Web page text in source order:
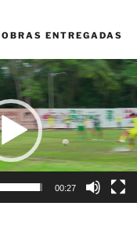
ENTREGADAS
00:27